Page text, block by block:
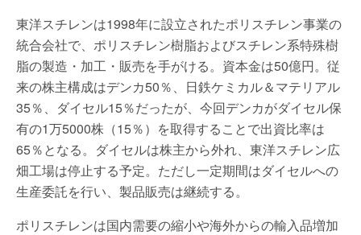
東洋スチレンは1998年に設立されたポリスチレン事業の
統合会社で、ポリスチレン樹脂およびスチレン系特殊樹
脂の製造・加工・販売を手がける。資本金は50億円。従
来の株主構成はデンカ50％、日鉄ケミカル＆マテリアル
35％、ダイセル15％だったが、今回デンカがダイセル保
有の1万5000株（15％）を取得することで出資比率は
65％となる。ダイセルは株主から外れ、東洋スチレン広
畑工場は停止する予定。ただし一定期間はダイセルへの
生産委託を行い、製品販売は継続する。
ポリスチレンは国内需要の縮小や海外からの輸入品増加